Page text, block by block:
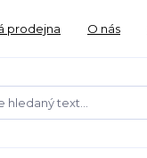
prodejna O nás